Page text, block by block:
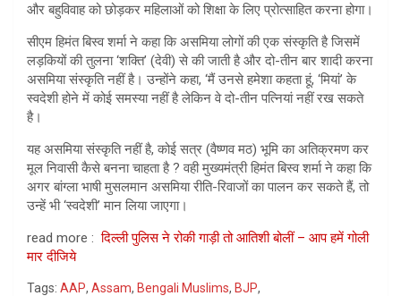
और बहुविवाह को छोड़कर महिलाओं को शिक्षा के लिए प्रोत्साहित करना होगा।
सीएम हिमंत बिस्व शर्मा ने कहा कि असमिया लोगों की एक संस्कृति है जिसमें
लड़कियों की तुलना ‘शक्ति’ (देवी) से की जाती है और दो-तीन बार शादी करना
असमिया संस्कृति नहीं है। उन्होंने कहा, ‘मैं उनसे हमेशा कहता हूं, ‘मियां’ के
स्वदेशी होने में कोई समस्या नहीं है लेकिन वे दो-तीन पत्नियां नहीं रख सकते
है।
यह असमिया संस्कृति नहीं है, कोई सत्र (वैष्णव मठ) भूमि का अतिक्रमण कर
मूल निवासी कैसे बनना चाहता है ? वही मुख्यमंत्री हिमंत बिस्व शर्मा ने कहा कि
अगर बांग्ला भाषी मुसलमान असमिया रीति-रिवाजों का पालन कर सकते हैं, तो
उन्हें भी ‘स्वदेशी’ मान लिया जाएगा।
read more :दिल्ली पुलिस ने रोकी गाड़ी तो आतिशी बोलीं – आप हमें गोली
मार दीजिये
Tags: AAP, Assam, Bengali Muslims, BJP,